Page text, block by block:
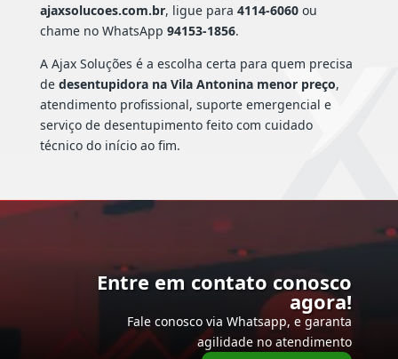
ajaxsolucoes.com.br, ligue para 4114-6060ou
chame no WhatsApp 94153-1856.
A Ajax Soluções é a escolha certa para quem precisa
de desentupidora na Vila Antonina menor preço,
atendimento profissional, suporte emergencial e
serviço de desentupimento feito com cuidado
técnico do início ao fim.
Entre em contato conosco
agora!
Fale conosco via Whatsapp, e garanta
agilidade no atendimento